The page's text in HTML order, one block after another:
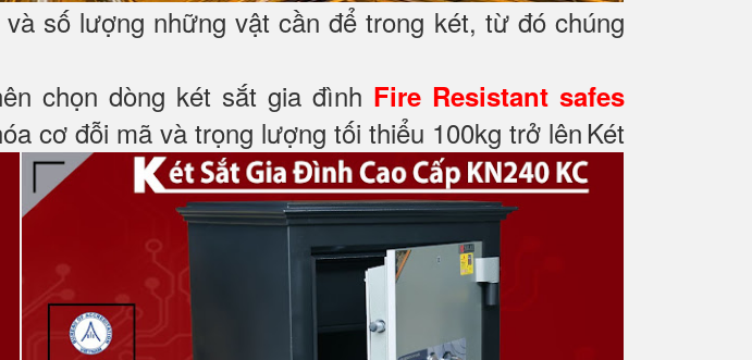
số lượng những vật cần để trong két, từ đó chúng
chọn dòng két sắt gia đình Fire Resistant safes
cơ đỗi mã và trọng lượng tối thiểu 100kg trở lên Két